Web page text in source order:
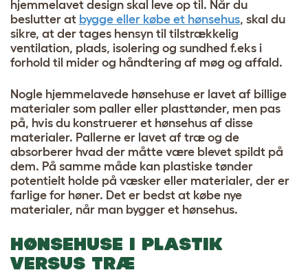
hjemmelavet design skal leve op til. Når du
beslutter at bygge eller købe et hønsehus, skal du
sikre, at der tages hensyn til tilstrækkelig
ventilation, plads, isolering og sundhed f.eks i
forhold til mider og håndtering af møg og affald.
Nogle hjemmelavede hønsehuse er lavet af billige
materialer som paller eller plasttønder, men pas
på, hvis du konstruerer et hønsehus af disse
materialer. Pallerne er lavet af træ og de
absorberer hvad der måtte være blevet spildt på
dem. På samme måde kan plastiske tønder
potentielt holde på væsker eller materialer, der er
farlige for høner. Det er bedst at købe nye
materialer, når man bygger et hønsehus.
HØNSEHUSE I PLASTIK
VERSUS TRÆ